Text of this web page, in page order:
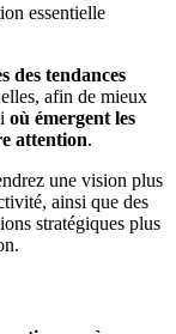
essentielle
des tendances
afin de mieux
où émergent les
attention.
une vision plus
ainsi que des
stratégiques plus